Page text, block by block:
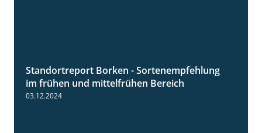
7:53
Standortreport Borken - Sortenempfehlung
im frühen und mittelfrühen Bereich
03.12.2024